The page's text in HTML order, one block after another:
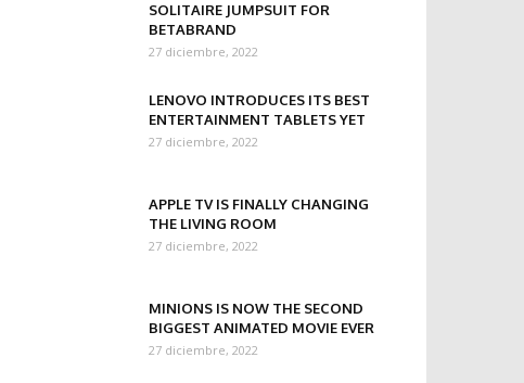
SOLITAIRE JUMPSUIT FOR
BETABRAND
27 diciembre, 2022
LENOVO INTRODUCES ITS BEST
ENTERTAINMENT TABLETS YET
27 diciembre, 2022
APPLE TV IS FINALLY CHANGING
THE LIVING ROOM
27 diciembre, 2022
MINIONS IS NOW THE SECOND
BIGGEST ANIMATED MOVIE EVER
27 diciembre, 2022